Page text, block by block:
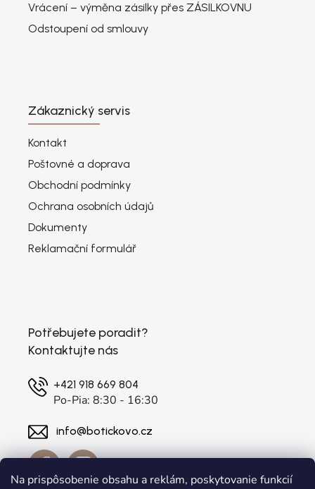
Na prispôsobenie obsahu a reklám, poskytovanie funkcií
Vrácení – výměna zásilky přes ZÁSILKOVNU
Odstoupení od smlouvy
Zákaznický servis
Kontakt
Poštovné a doprava
Obchodní podmínky
Ochrana osobních údajů
Dokumenty
Reklamační formulář
Potřebujete poradit?
Kontaktujte nás
+421 918 669 804
Po-Pia: 8:30 - 16:30
info@botickovo.cz